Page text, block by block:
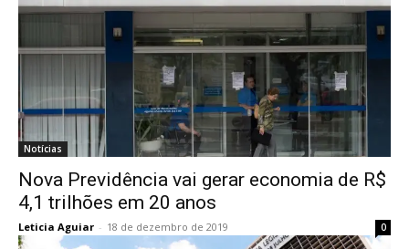
Notícias
Nova Previdência vai gerar economia de R$
4,1 trilhões em 20 anos
Leticia Aguiar - 18 de dezembro de 2019 0